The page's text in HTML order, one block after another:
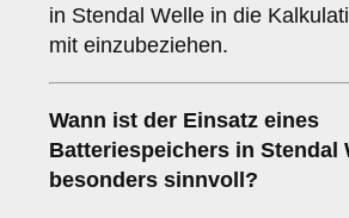
in Stendal Welle in die
mit einzubeziehen.
Wann ist der Einsatz eines
Batteriespeichers in Stendal
besonders sinnvoll?